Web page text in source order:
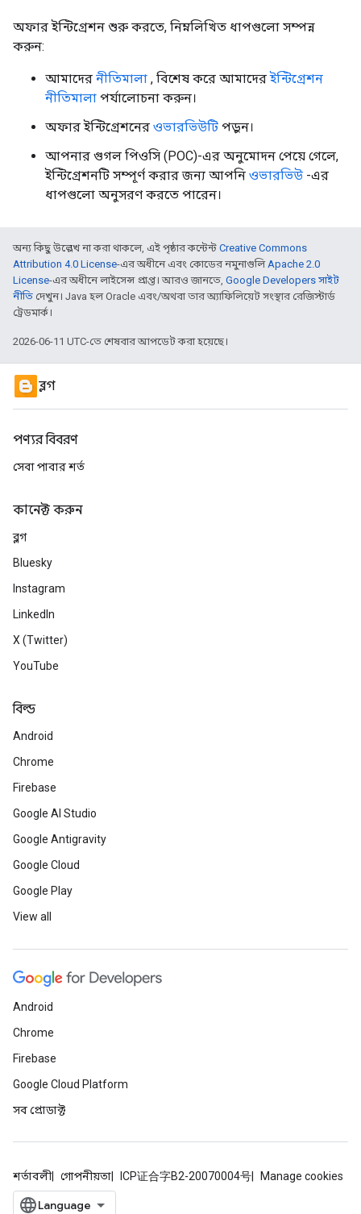
অফার ইন্টিগ্রেশন শুরু করতে, নিম্নলিখিত ধাপগুলো সম্পন্ন
করুন:
আমাদের নীতিমালা , বিশেষ করে আমাদেরইন্টিগ্রেশন
নীতিমালা পর্যালোচনা করুন।
অফার ইন্টিগ্রেশনের ওভারভিউটি পড়ুন।
আপনার গুগল পিওসি (POC)-এর অনুমোদন পেয়ে গেলে,
ইন্টিগ্রেশনটি সম্পূর্ণ করার জন্য আপনি ওভারভিউ -এর
ধাপগুলো অনুসরণ করতে পারেন।
অন্য কিছু উল্লেখ না করা থাকলে, এই পৃষ্ঠার কন্টেন্ট Creative Commons
Attribution 4.0 License-এর অধীনে এবং কোডের নমুনাগুলিApache 2.0
License-এর অধীনে লাইসেন্স প্রাপ্ত। আরও জানতে, Google Developers সাইট
নীতি দেখুন। Java হল Oracle এবং/অথবা তার অ্যাফিলিয়েট সংস্থার রেজিস্টার্ড
ট্রেডমার্ক।
2026-06-11 UTC-তে শেষবার আপডেট করা হয়েছে।
ব্লগ
পণ্যর বিবরণ
সেবা পাবার শর্ত
কানেক্ট করুন
ব্লগ
Bluesky
Instagram
LinkedIn
X (Twitter)
YouTube
বিল্ড
Android
Chrome
Firebase
Google AI Studio
Google Antigravity
Google Cloud
Google Play
View all
Android
Chrome
Firebase
Google Cloud Platform
সব প্রোডাক্ট
শর্তাবলী গোপনীয়তা ICP证合字B2-20070004号 Manage cookies